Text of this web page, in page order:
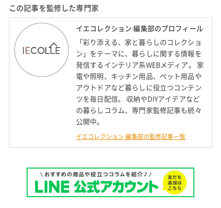
この記事を監修した専門家
イエコレクション 編集部のプロフィール
「彩り添える、家と暮らしのコレクショ
ン」をテーマに、暮らしに関する情報を
発信するインテリア系WEBメディア。 家
電や照明、キッチン用品、ペット用品や
アウトドアなど暮らしに役立つコンテン
ツを毎日配信。 収納やDIYアイデアなど
の暮らしコラム、専門家監修記事も続々
公開中。
イエコレクション 編集部の監修記事一覧